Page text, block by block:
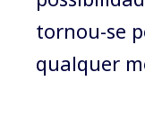
tornou-se
qualquer